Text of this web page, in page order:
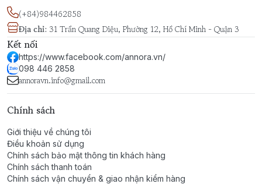
(+84)984462858
Địa chỉ: 31 Trần Quang Diệu, Phường 12, Hồ Chí Minh - Quận 3
Kết nối
https://www.facebook.com/annora.vn/
098 446 2858
annoravn.info@gmail.com
Chính sách
Giới thiệu về chúng tôi
Điều khoản sử dụng
Chính sách bảo mật thông tin khách hàng
Chính sách thanh toán
Chính sách vận chuyển & giao nhận kiểm hàng